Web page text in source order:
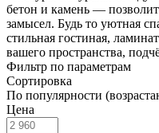
бетон и камень —
замысел. Будь то уютная
стильная гостиная,
вашего пространства,
Фильтр по параметрам
Сортировка
По популярности
Цена